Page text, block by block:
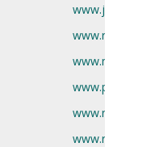
www.melody.tv
www.nova.fr